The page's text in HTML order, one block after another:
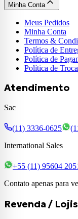
Minha Conta
Meus Pedidos
Minha Conta
Termos &
Política de
Política de
Política de
Atendimento
Sac
(11) 3336-0625
International Sales
+55 (11) 95604
Contato apenas para
Revenda /